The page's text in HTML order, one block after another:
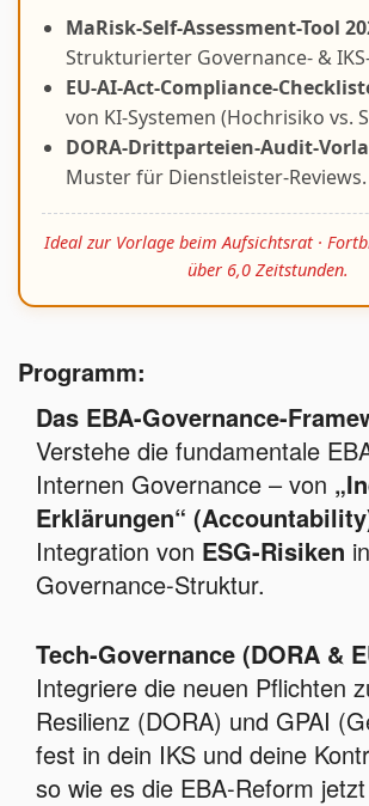
MaRisk-Self-Assessment-Tool
Strukturierter Governance- &
EU-AI-Act-Compliance-
von KI-Systemen (Hochrisiko vs.
DORA-Drittparteien-Audit-
Muster für Dienstleister-Reviews.
Ideal zur Vorlage beim Aufsichtsrat ·
über 6,0 Zeitstunden.
Programm:
Das EBA-Governance-
Verstehe die fundamentale
Internen Governance – von
Erklärungen“
Integration von ESG-Risiken
Governance-Struktur.
Tech-Governance (DORA &
Integriere die neuen Pflichten
Resilienz (DORA) und GPAI
fest in dein IKS und deine
so wie es die EBA-Reform